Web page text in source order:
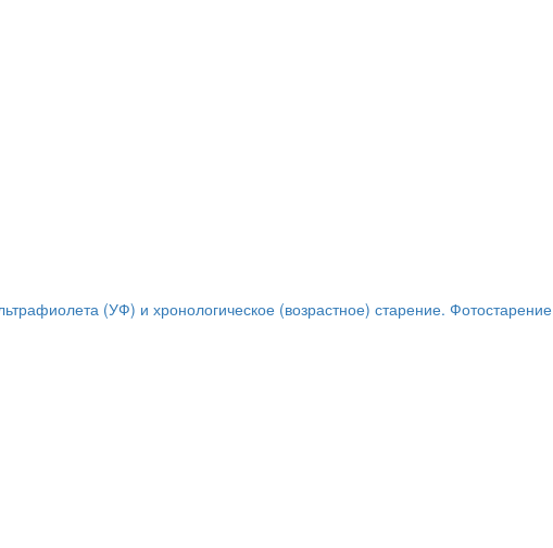
(УФ) и хронологическое (возрастное) старение.